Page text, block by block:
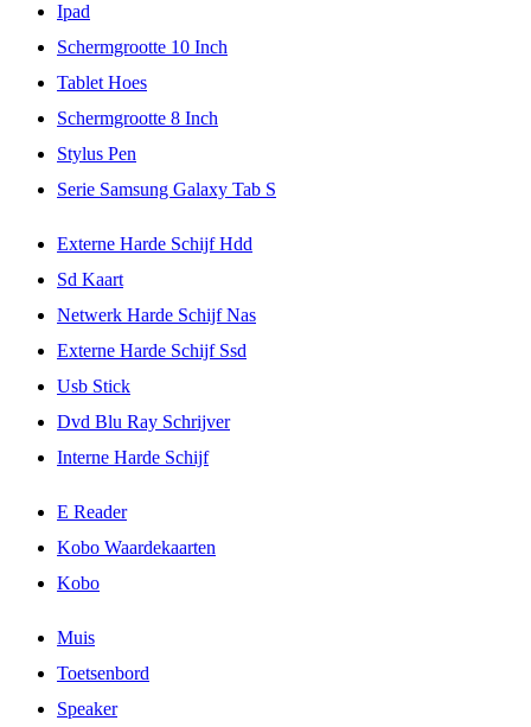
Ipad
Schermgrootte 10 Inch
Tablet Hoes
Schermgrootte 8 Inch
Stylus Pen
Serie Samsung Galaxy Tab S
Externe Harde Schijf Hdd
Sd Kaart
Netwerk Harde Schijf Nas
Externe Harde Schijf Ssd
Usb Stick
Dvd Blu Ray Schrijver
Interne Harde Schijf
E Reader
Kobo Waardekaarten
Kobo
Muis
Toetsenbord
Speaker